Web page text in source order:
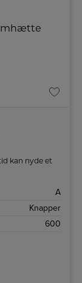
kan nyde et
A
Knapper
600